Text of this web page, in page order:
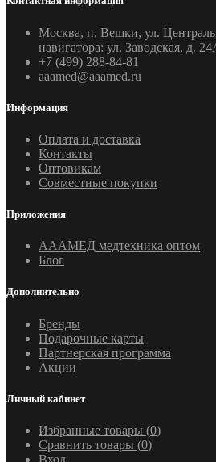
Москва, п. Вешки, ул.
навигатора: ул. Заводская, д.
+7 (499) 288-84-81
aaamed@aaamed.ru
Информация
Оплата и доставка
Контакты
Оптовикам
Совместные покупки
Приложения
АААМЕД медтехника оптом
Блог
Дополнительно
Бренды
Подарочные карты
Партнерская программа
Акции
Личный кабинет
Избранные товары (0)
Сравнить товары (0)
Вход